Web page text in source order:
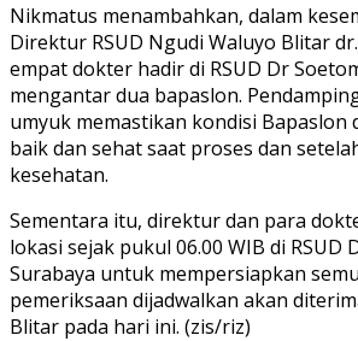
Nikmatus menambahkan, dalam
Direktur RSUD Ngudi Waluyo Blitar
empat dokter hadir di RSUD Dr
mengantar dua bapaslon.
umyuk memastikan kondisi Bapaslon
baik dan sehat saat proses dan
kesehatan.
Sementara itu, direktur dan para
lokasi sejak pukul 06.00 WIB di RSUD
Surabaya untuk mempersiapkan
pemeriksaan dijadwalkan akan
Blitar pada hari ini. (zis/riz)